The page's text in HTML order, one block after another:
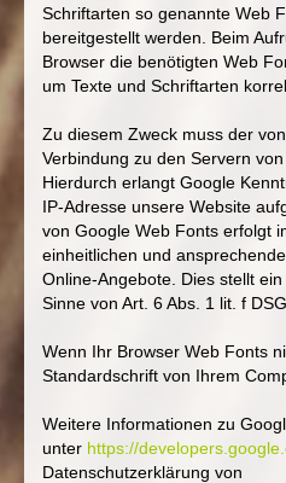
Schriftarten so genannte Web
bereitgestellt werden. Beim
Browser die benötigten Web
um Texte und Schriftarten
Zu diesem Zweck muss der
Verbindung zu den Servern
Hierdurch erlangt Google
IP-Adresse unsere Website
von Google Web Fonts erfolgt
einheitlichen und
Online-Angebote. Dies stellt
Sinne von Art. 6 Abs. 1 lit. f
Wenn Ihr Browser Web Fonts
Standardschrift von Ihrem
Weitere Informationen zu
unter https://
Datenschutzerklärung von